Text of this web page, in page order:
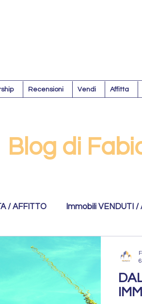
Recensioni Vendi Affitta
Blog di
/ AFFITTO Immobili VENDUTI /
Pocket Rogito Concluso
A Mercato Immobiliare